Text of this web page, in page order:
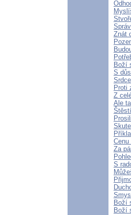
Znát
Boží
S
Proti
Z
Ale
Za
S
Boží
Boží